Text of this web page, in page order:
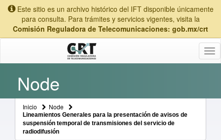
Este sitio es un archivo histórico del IFT disponible únicamente
para consulta. Para trámites y servicios vigentes, visita la
Comisión Reguladora de Telecomunicaciones: gob.mx/crt
Node
Inicio Node
Lineamientos Generales para la presentación de avisos de
suspensión temporal de transmisiones del servicio de
radiodifusión